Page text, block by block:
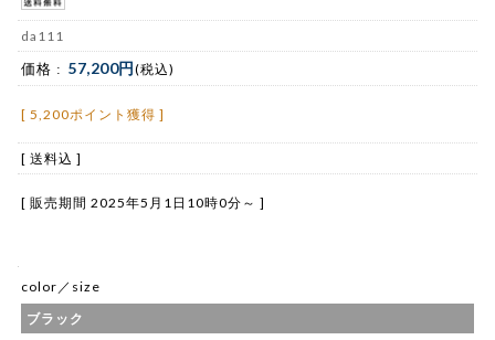
da111
価格 : 57,200円(税込)
[ 5,200ポイント獲得 ]
[ 送料込 ]
[ 販売期間 2025年5月1日10時0分 ～ ]
color／size
ブラック